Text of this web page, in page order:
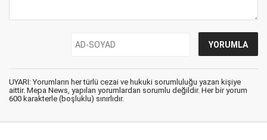
UYARI: Yorumların her türlü cezai ve hukuki sorumluluğu yazan kişiye
aittir. Mepa News, yapılan yorumlardan sorumlu değildir. Her bir yorum
600 karakterle (boşluklu) sınırlıdır.